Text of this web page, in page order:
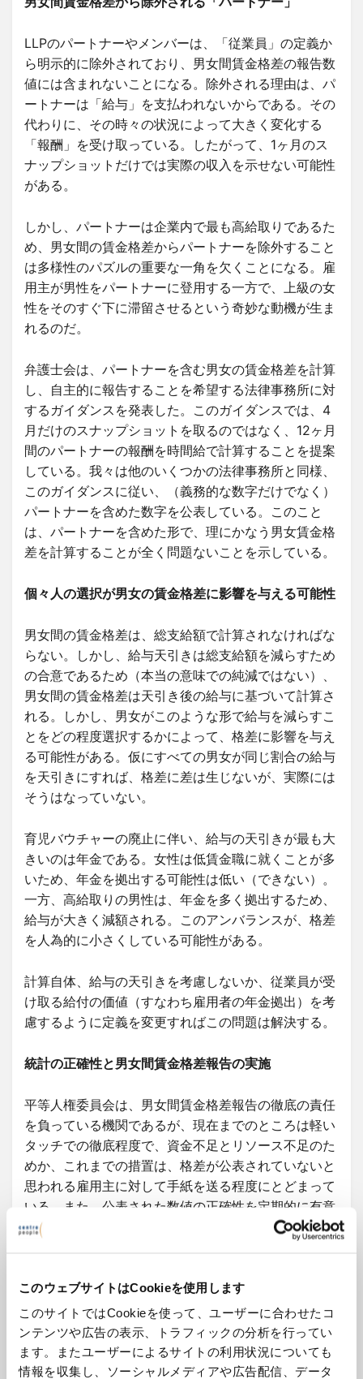
このウェブサイトはCookieを使用します
このサイトではCookieを使って、ユーザーに合わせたコ
ンテンツや広告の表示、トラフィックの分析を行ってい
ます。またユーザーによるサイトの利用状況についても
情報を収集し、ソーシャルメディアや広告配信、データ
LLPのパートナーやメンバーは、「従業員」の定義か
ら明示的に除外されており、男女間賃金格差の報告数
値には含まれないことになる。除外される理由は、パ
ートナーは「給与」を支払われないからである。その
代わりに、その時々の状況によって大きく変化する
「報酬」を受け取っている。したがって、1ヶ月のス
ナップショットだけでは実際の収入を示せない可能性
がある。
しかし、パートナーは企業内で最も高給取りであるた
め、男女間の賃金格差からパートナーを除外すること
は多様性のパズルの重要な一角を欠くことになる。雇
用主が男性をパートナーに登用する一方で、上級の女
性をそのすぐ下に滞留させるという奇妙な動機が生ま
れるのだ。
弁護士会は、パートナーを含む男女の賃金格差を計算
し、自主的に報告することを希望する法律事務所に対
するガイダンスを発表した。このガイダンスでは、4
月だけのスナップショットを取るのではなく、12ヶ月
間のパートナーの報酬を時間給で計算することを提案
している。我々は他のいくつかの法律事務所と同様、
このガイダンスに従い、（義務的な数字だけでなく）
パートナーを含めた数字を公表している。このこと
は、パートナーを含めた形で、理にかなう男女賃金格
差を計算することが全く問題ないことを示している。
個々人の選択が男女の賃金格差に影響を与える可能性
男女間の賃金格差は、総支給額で計算されなければな
らない。しかし、給与天引きは総支給額を減らすため
の合意であるため（本当の意味での純減ではない）、
男女間の賃金格差は天引き後の給与に基づいて計算さ
れる。しかし、男女がこのような形で給与を減らすこ
とをどの程度選択するかによって、格差に影響を与え
る可能性がある。仮にすべての男女が同じ割合の給与
を天引きにすれば、格差に差は生じないが、実際には
そうはなっていない。
育児バウチャーの廃止に伴い、給与の天引きが最も大
きいのは年金である。女性は低賃金職に就くことが多
いため、年金を拠出する可能性は低い（できない）。
一方、高給取りの男性は、年金を多く拠出するため、
給与が大きく減額される。このアンバランスが、格差
を人為的に小さくしている可能性がある。
計算自体、給与の天引きを考慮しないか、従業員が受
け取る給付の価値（すなわち雇用者の年金拠出）を考
慮するように定義を変更すればこの問題は解決する。
統計の正確性と男女間賃金格差報告の実施
平等人権委員会は、男女間賃金格差報告の徹底の責任
を負っている機関であるが、現在までのところは軽い
タッチでの徹底程度で、資金不足とリソース不足のた
めか、これまでの措置は、格差が公表されていないと
思われる雇用主に対して手紙を送る程度にとどまって
いる。また、公表された数値の正確性を定期的に有意
義な形でチェックすることもない。また、平等人権委
主を調査する権限があると言っているが、関連する法
律を見ても実際に権限があるかどうかは明らかでな
い。にも関わらず、平等人権委員会が行う調査はほん
の数件にとどまっている。